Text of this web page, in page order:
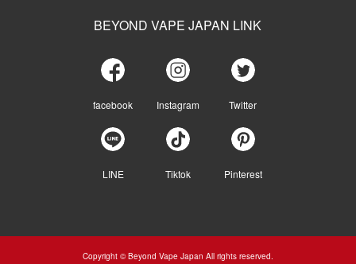
BEYOND VAPE JAPAN LINK
facebook Instagram Twitter
LINE Tiktok Pinterest
Copyright © Beyond Vape Japan All rights reserved.